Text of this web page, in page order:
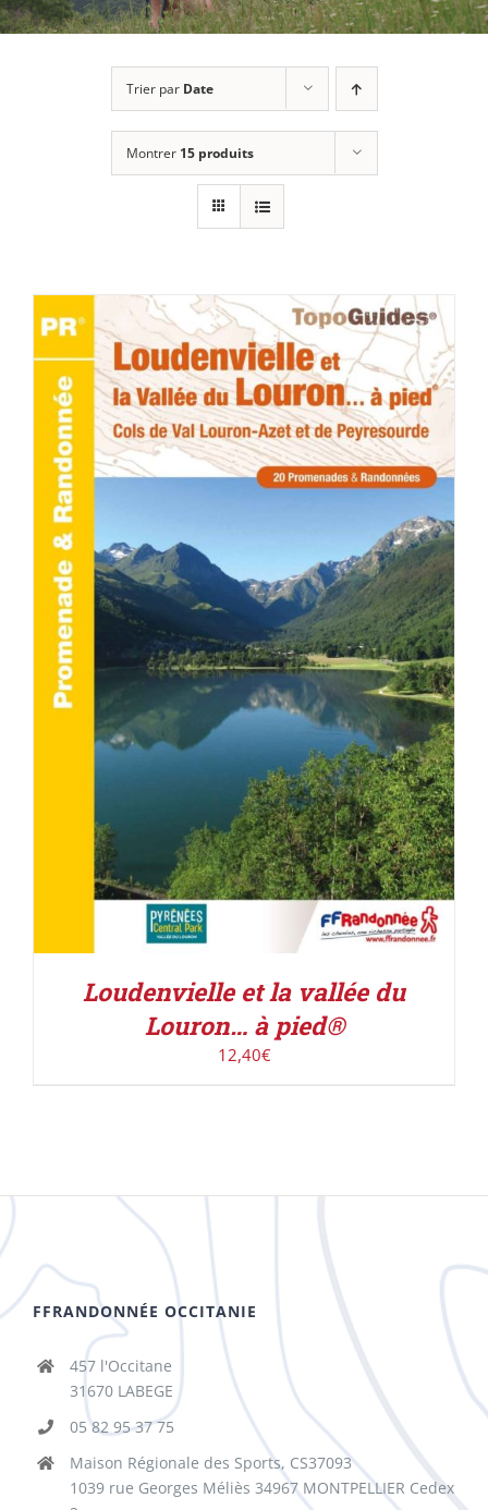
Trier par Date
Montrer 15 produits
ACHETER LE PRODUIT / DÉTAILS
Loudenvielle et la vallée du
Louron… à pied®
12,40€
FFRANDONNÉE OCCITANIE
457 l'Occitane
31670 LABEGE
05 82 95 37 75
Maison Régionale des Sports, CS37093
1039 rue Georges Méliès 34967 MONTPELLIER Cedex